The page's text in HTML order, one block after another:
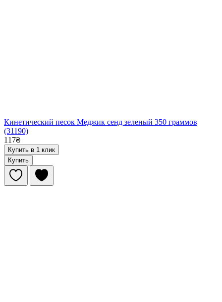
Кинетический песок Меджик сенд зеленый 350 граммов
(31190)
117₴
Купить в 1 клик
Купить